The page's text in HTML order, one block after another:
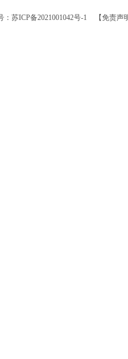
：苏ICP备2021001042号-1 【免责声